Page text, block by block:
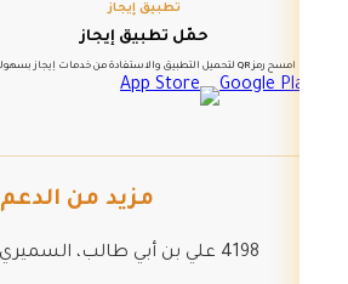
تطبيق إيجاز
حمّل تطبيق إيجاز
امسح رمز QR لتحميل التطبيق والاستفادة من خدمات إيجاز بسهولة
مزيد من الدعم